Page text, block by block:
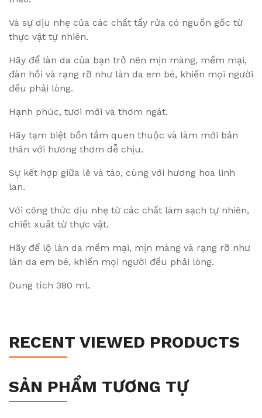
Và sự dịu nhẹ của các chất tẩy rửa có nguồn gốc từ
thực vật tự nhiên.
Hãy để làn da của bạn trở nên mịn màng, mềm mại,
đàn hồi và rạng rỡ như làn da em bé, khiến mọi người
đều phải lòng.
Hạnh phúc, tươi mới và thơm ngát.
Hãy tạm biệt bồn tắm quen thuộc và làm mới bản
thân với hương thơm dễ chịu.
Sự kết hợp giữa lê và táo, cùng với hương hoa linh
lan.
Với công thức dịu nhẹ từ các chất làm sạch tự nhiên,
chiết xuất từ ​​thực vật.
Hãy để lộ làn da mềm mại, mịn màng và rạng rỡ như
làn da em bé, khiến mọi người đều phải lòng.
Dung tích 380 ml.
RECENT VIEWED PRODUCTS
SẢN PHẨM TƯƠNG TỰ